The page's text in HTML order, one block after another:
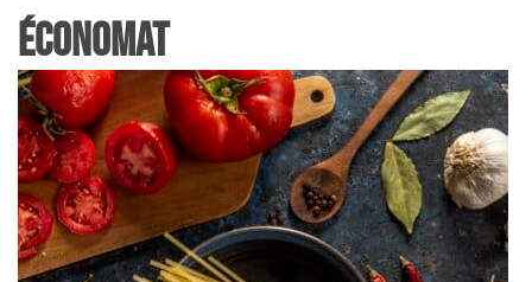
Économat